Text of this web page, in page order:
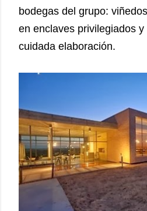
bodegas del grupo:
en enclaves privilegiados
cuidada elaboración.